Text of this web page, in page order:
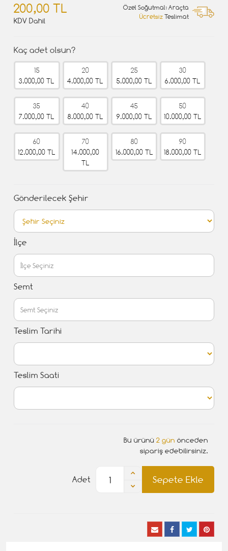
200,00 TL
KDV Dahil
Özel Soğutmalı Araçta
Ücretsiz Teslimat
Kaç adet olsun?
15
3.000,00 TL
20
4.000,00 TL
25
5.000,00 TL
30
6.000,00 TL
35
7.000,00 TL
40
8.000,00 TL
45
9.000,00 TL
50
10.000,00 TL
60
12.000,00 TL
70
14.000,00
TL
80
16.000,00 TL
90
18.000,00 TL
Gönderilecek Şehir
İlçe
Semt
Teslim Tarihi
Teslim Saati
Bu ürünü 2 gün önceden
sipariş edebilirsiniz.
Sepete Ekle
Adet